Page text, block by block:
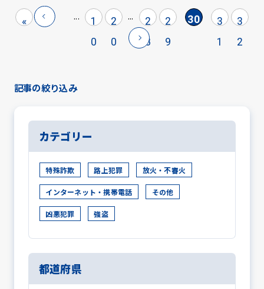
« ...
1
0
2
0
...
2
8
2
9
30
3
1
3
2
記事の絞り込み
カテゴリー
特殊詐欺 路上犯罪 放火・不審火
インターネット・携帯電話 その他
凶悪犯罪 強盗
都道府県